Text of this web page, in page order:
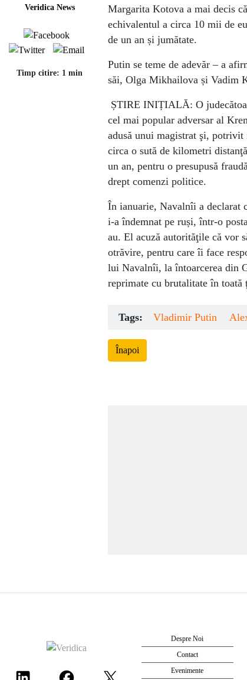
Margarita Kotova a mai decis
echivalentul a circa 10 mii de
de un an și jumătate.
Putin se teme de adevăr – a
săi, Olga Mikhailova și Vadim
ȘTIRE INIȚIALĂ: O
cel mai popular adversar al
adusă unui magistrat şi,
circa o sută de kilometri
un an, pentru o presupusă
drept comenzi politice.
În ianuarie, Navalnîi a declarat
i-a îndemnat pe ruși, într-o
au. El acuză autorităţile că vor
otrăvire, pentru care îi face
lui Navalnîi, la întoarcerea din
reprimate cu brutalitate în toată
Tags: Vladimir Putin
Înapoi
Veridica News
Timp citire: 1 min
Despre Noi
Contact
Evenimente